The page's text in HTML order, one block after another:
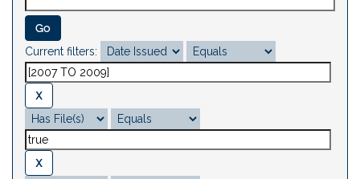
Current filters: